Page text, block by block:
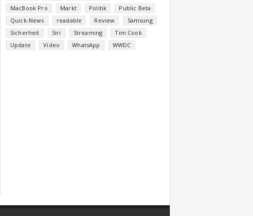
MacBook Pro
Markt Politik
Public Beta
Quick-News
readable Review
Samsung
Sicherheit
Siri Streaming
Tim Cook
Update
Video WhatsApp WWDC